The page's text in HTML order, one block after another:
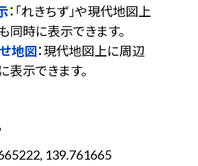
：「れきちず」や現代地図上
同時に表示できます。
地図：現代地図上に周辺
表示できます。
139.761665